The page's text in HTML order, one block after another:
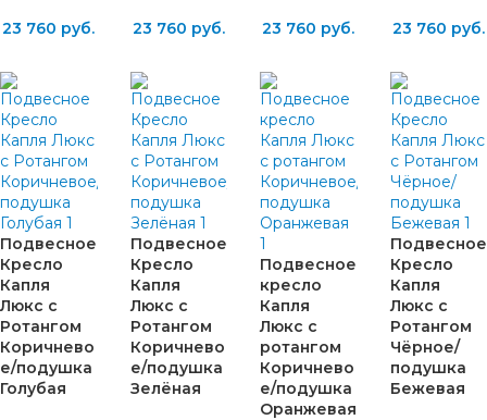
23 760 руб. 23 760 руб. 23 760 руб. 23 760 руб.
Подвесное
Кресло
Капля
Люкс с
Ротангом
Коричнево
е/подушка
Голубая
Подвесное
Кресло
Капля
Люкс с
Ротангом
Коричнево
е/подушка
Зелёная
Подвесное
кресло
Капля
Люкс с
ротангом
Коричнево
е/подушка
Оранжевая
Подвесное
Кресло
Капля
Люкс с
Ротангом
Чёрное/
подушка
Бежевая